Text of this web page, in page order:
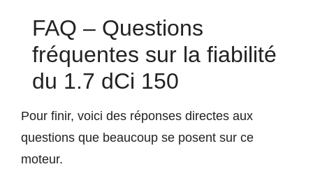
FAQ – Questions
fréquentes sur la fiabilité
du 1.7 dCi 150
Pour finir, voici des réponses directes aux
questions que beaucoup se posent sur ce
moteur.